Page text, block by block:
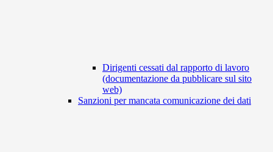
Dirigenti cessati dal rapporto di lavoro
(documentazione da pubblicare sul sito
web)
Sanzioni per mancata comunicazione dei dati